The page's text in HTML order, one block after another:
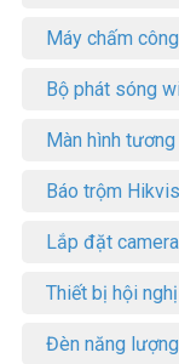
Máy chấm
Bộ phát sóng
Màn hình
Báo trộm
Lắp đặt
Thiết bị hội
Đèn năng